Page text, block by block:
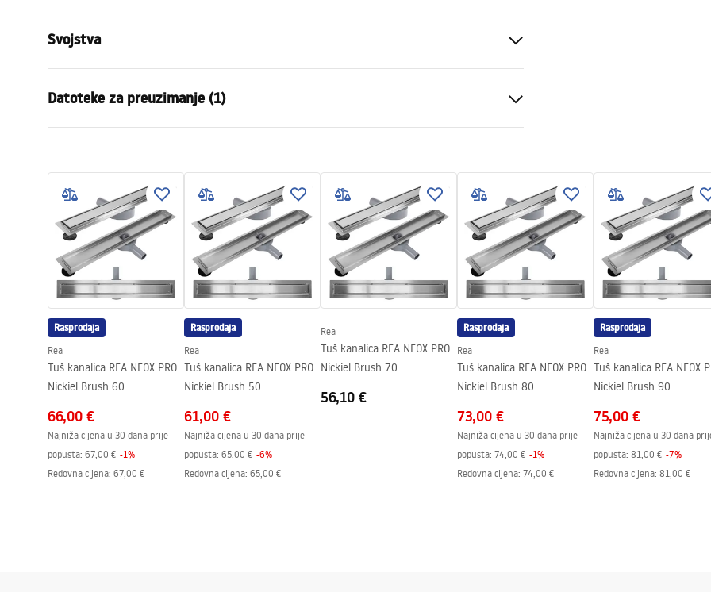
Svojstva
Tip sifona
Duljina kanalice (cm)
80
Vrsta rešetke
Obostrana 2u1
Max. protok vode
0,45 l/s
Premaz
Nano Flex
Jamstvo
120 mjeseci čelična konstrukcija, 24 mjeseca
preostali elementi.
Datoteke za preuzimanje (1)
LINEAR-3.pdf
Rasprodaja
Rea
Tuš kanalica REA NEOX PRO
Nickiel Brush 60
66,00 €
Najniža cijena u 30 dana prije
popusta: 67,00 € -1%
Redovna cijena: 67,00 €
Rasprodaja
Rea
Tuš kanalica REA NEOX PRO
Nickiel Brush 50
61,00 €
Najniža cijena u 30 dana prije
popusta: 65,00 € -6%
Redovna cijena: 65,00 €
Rea
Tuš kanalica REA NEOX PRO
Nickiel Brush 70
56,10 €
Rasprodaja
Rea
Tuš kanalica REA NEOX PRO
Nickiel Brush 80
73,00 €
Najniža cijena u 30 dana prije
popusta: 74,00 € -1%
Redovna cijena: 74,00 €
Rasprodaja
Rea
Tuš kanalica REA NEOX
Nickiel Brush 90
75,00 €
Najniža cijena u 30 dana
popusta: 81,00 € -7%
Redovna cijena: 81,00 €